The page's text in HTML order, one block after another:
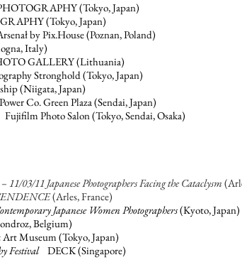
(Tokyo, Japan)
(Tokyo, Japan)
by Pix.House (Poznan, Poland)
Italy)
GALLERY (Lithuania)
Stronghold (Tokyo, Japan)
ship (Niigata, Japan)
Co. Green Plaza (Sendai, Japan)
Photo Salon(Tokyo, Sendai, Osaka)
11/03/11 Japanese Photographers Facing the Cataclysm
(Arles, France)
Japanese Women Photographers(Kyoto, Japan)
Belgium)
Museum (Tokyo, Japan)
Festival
DECK (Singapore)